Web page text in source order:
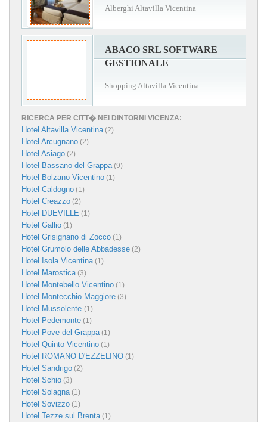
Alberghi Altavilla Vicentina
ABACO SRL SOFTWARE
GESTIONALE
Shopping Altavilla Vicentina
RICERCA PER CITT� NEI DINTORNI VICENZA:
Hotel Altavilla Vicentina(2)
Hotel Arcugnano (2)
Hotel Asiago (2)
Hotel Bassano del Grappa(9)
Hotel Bolzano Vicentino (1)
Hotel Caldogno (1)
Hotel Creazzo (2)
Hotel DUEVILLE (1)
Hotel Gallio (1)
Hotel Grisignano di Zocco (1)
Hotel Grumolo delle Abbadesse (2)
Hotel Isola Vicentina(1)
Hotel Marostica(3)
Hotel Montebello Vicentino (1)
Hotel Montecchio Maggiore (3)
Hotel Mussolente (1)
Hotel Pedemonte (1)
Hotel Pove del Grappa(1)
Hotel Quinto Vicentino (1)
Hotel ROMANO D'EZZELINO (1)
Hotel Sandrigo (2)
Hotel Schio (3)
Hotel Solagna(1)
Hotel Sovizzo (1)
Hotel Tezze sul Brenta(1)